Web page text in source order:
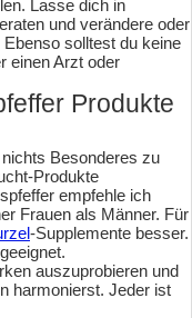
Lasse dich in
und verändere oder
solltest du keine
einen Arzt oder
Produkte
Besonderes zu
Produkte
empfehle ich
Frauen als Männer. Für
-Supplemente besser.
auszuprobieren und
harmonierst. Jeder ist